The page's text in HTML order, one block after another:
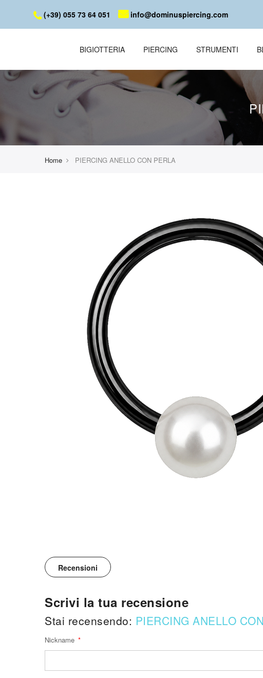
(+39) 055 73 64 051 info@dominuspiercing.com
BIGIOTTERIA PIERCING STRUMENTI
Home PIERCING ANELLO CON PERLA
Recensioni
Scrivi la tua recensione
Stai recensendo: PIERCING ANELLO
Nickname